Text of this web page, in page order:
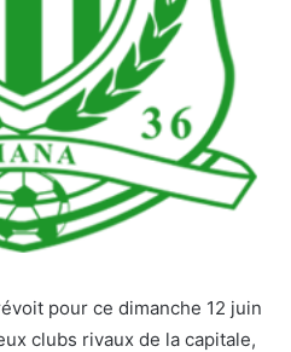
pour ce dimanche 12 juin
clubs rivaux de la capitale,